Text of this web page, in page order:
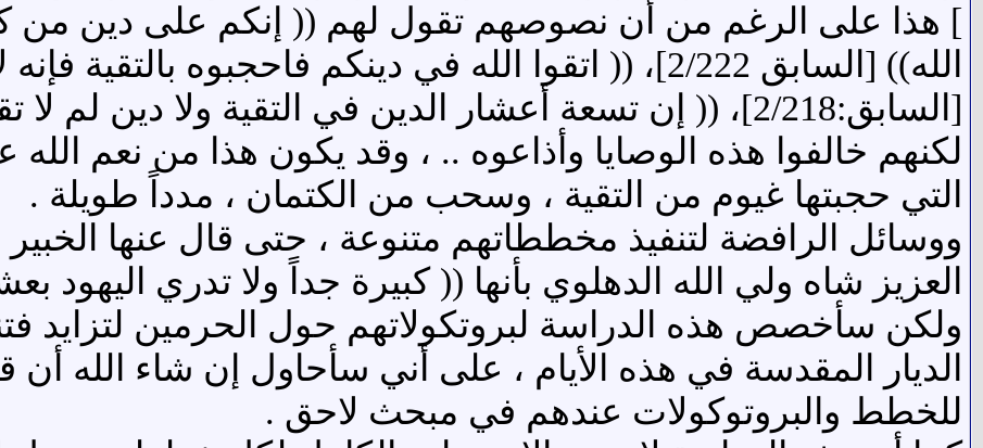
] هذا على الرغم من أن نصوصهم تقول لهم (( إنكم على دين من
الله)) [السابق 2/222]، (( اتقوا الله في دينكم فاحجبوه
لكنهم خالفوا هذه الوصايا وأذاعوه .. ، وقد يكون هذا من نعم الله
التي حجبتها غيوم من التقية ، وسحب من الكتمان ، مدداً طويلة .
ووسائل الرافضة لتنفيذ مخططاتهم متنوعة ، حتى قال عنها
العزيز شاه ولي الله الدهلوي بأنها (( كبيرة جداً ولا تدري اليهود
ولكن سأخصص هذه الدراسة لبروتكولاتهم حول الحرمين لتزايد
الديار المقدسة في هذه الأيام ، على أني سأحاول إن شاء الله
للخطط والبروتوكولات عندهم في مبحث لاحق .